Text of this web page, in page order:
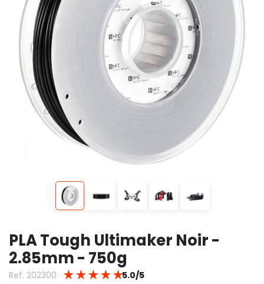
PLA Tough Ultimaker Noir -
2.85mm - 750g
Ref. 202300 ★ ★ ★ ★ ★5.0/5